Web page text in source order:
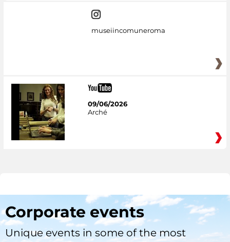
museiincomuneroma
09/06/2026
Arché
Corporate events
Unique events in some of the most